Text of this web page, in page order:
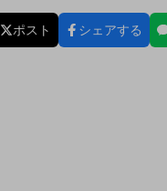
ポスト シェアする